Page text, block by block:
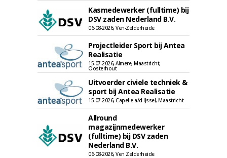
Kasmedewerker (fulltime) bij
DSV zaden Nederland B.V.
06-08-2026, Ven-Zelderheide
Projectleider Sport bij Antea
Realisatie
15-07-2026, Almere, Maastricht,
Oosterhout
Uitvoerder civiele techniek &
sport bij Antea Realisatie
15-07-2026, Capelle a/d IJssel, Maastricht
Allround
magazijnmedewerker
(fulltime) bij DSV zaden
Nederland B.V.
06-08-2026, Ven Zelderheide